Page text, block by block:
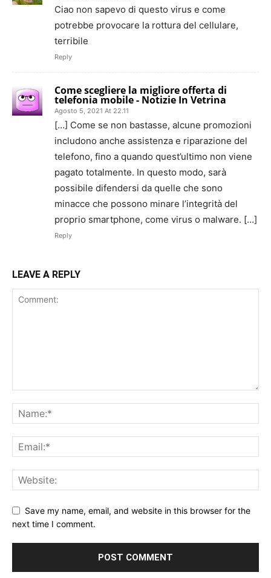
Ciao non sapevo di questo virus e come
potrebbe provocare la rottura del cellulare,
terribile
Reply
Come scegliere la migliore offerta di
telefonia mobile - Notizie In Vetrina
Agosto 5, 2021 At 22.11
[…] Come se non bastasse, alcune promozioni
includono anche assistenza e riparazione del
telefono, fino a quando quest’ultimo non viene
pagato totalmente. In questo modo, sarà
possibile difendersi da quelle che sono
minacce che possono minare l’integrità del
proprio smartphone, come virus o malware. […]
Reply
LEAVE A REPLY
Save my name, email, and website in this browser for the
next time I comment.